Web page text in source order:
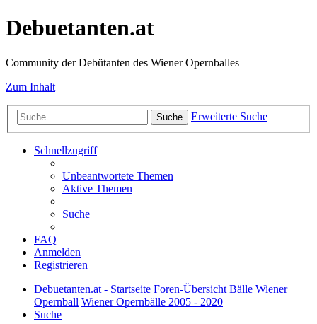
Debuetanten.at
Community der Debütanten des Wiener Opernballes
Zum Inhalt
Suche Erweiterte Suche
Schnellzugriff
Unbeantwortete Themen
Aktive Themen
Suche
FAQ
Anmelden
Registrieren
Debuetanten.at - Startseite Foren-Übersicht Bälle Wiener
Opernball Wiener Opernbälle 2005 - 2020
Suche